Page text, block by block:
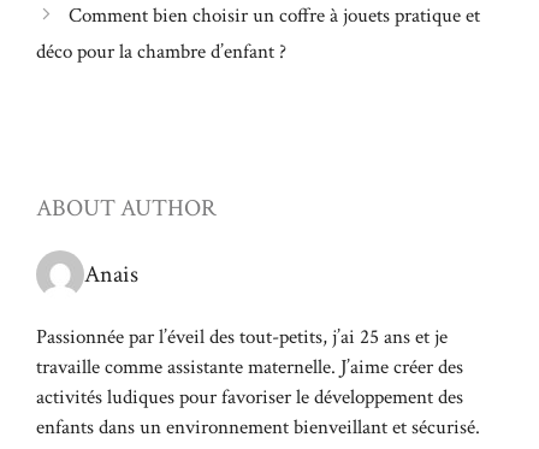
Comment bien choisir un coffre à jouets pratique et
déco pour la chambre d’enfant ?
ABOUT AUTHOR
Anais
Passionnée par l’éveil des tout-petits, j’ai 25 ans et je
travaille comme assistante maternelle. J’aime créer des
activités ludiques pour favoriser le développement des
enfants dans un environnement bienveillant et sécurisé.